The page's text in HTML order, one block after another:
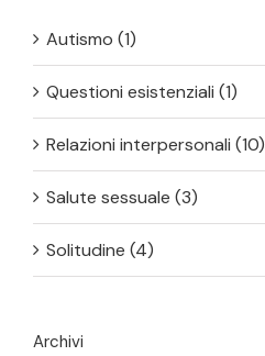
Autismo (1)
Questioni esistenziali (1)
Relazioni interpersonali (10)
Salute sessuale (3)
Solitudine (4)
Archivi